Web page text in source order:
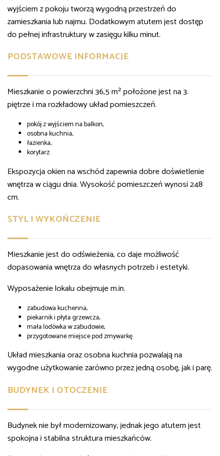
wyjściem z pokoju tworzą wygodną przestrzeń do
zamieszkania lub najmu. Dodatkowym atutem jest dostęp
do pełnej infrastruktury w zasięgu kilku minut.
PODSTAWOWE INFORMACJE
Mieszkanie o powierzchni 36,5 m² położone jest na 3.
piętrze i ma rozkładowy układ pomieszczeń.
pokój z wyjściem na balkon,
osobna kuchnia,
łazienka,
korytarz.
Ekspozycja okien na wschód zapewnia dobre doświetlenie
wnętrza w ciągu dnia. Wysokość pomieszczeń wynosi 248
cm.
STYL I WYKOŃCZENIE
Mieszkanie jest do odświeżenia, co daje możliwość
dopasowania wnętrza do własnych potrzeb i estetyki.
Wyposażenie lokalu obejmuje m.in.
zabudowa kuchenna,
piekarnik i płyta grzewcza,
mała lodówka w zabudowie,
przygotowane miejsce pod zmywarkę.
Układ mieszkania oraz osobna kuchnia pozwalają na
wygodne użytkowanie zarówno przez jedną osobę, jak i parę.
BUDYNEK I OTOCZENIE
Budynek nie był modernizowany, jednak jego atutem jest
spokojna i stabilna struktura mieszkańców.